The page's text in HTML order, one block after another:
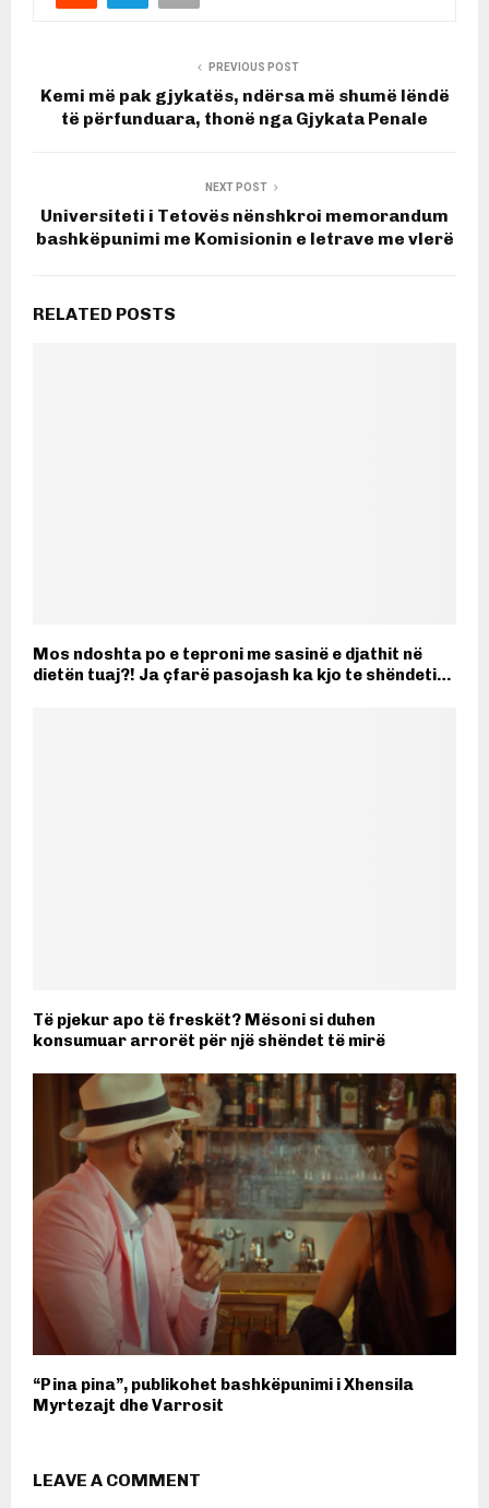
PREVIOUS POST
Kemi më pak gjykatës, ndërsa më shumë lëndë
të përfunduara, thonë nga Gjykata Penale
NEXT POST
Universiteti i Tetovës nënshkroi memorandum
bashkëpunimi me Komisionin e letrave me vlerë
RELATED POSTS
Mos ndoshta po e teproni me sasinë e djathit në
dietën tuaj?! Ja çfarë pasojash ka kjo te shëndeti…
Të pjekur apo të freskët? Mësoni si duhen
konsumuar arrorët për një shëndet të mirë
“Pina pina”, publikohet bashkëpunimi i Xhensila
Myrtezajt dhe Varrosit
LEAVE A COMMENT